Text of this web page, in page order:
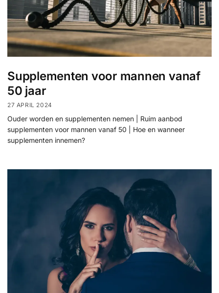
Supplementen voor mannen vanaf
50 jaar
27 APRIL 2024
Ouder worden en supplementen nemen | Ruim aanbod
supplementen voor mannen vanaf 50 | Hoe en wanneer
supplementen innemen?